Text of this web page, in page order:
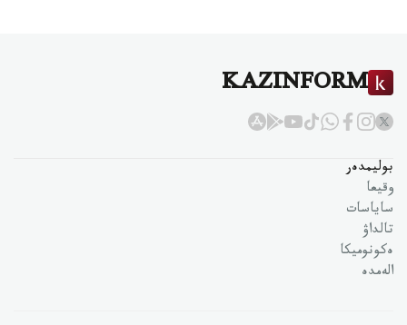
KAZINFORM
بوليمدەر
وقيعا
ساياسات
تالداۋ
ەكونوميكا
الەمدە